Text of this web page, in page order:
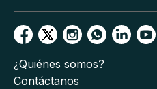
¿Quiénes somos?
Contáctanos